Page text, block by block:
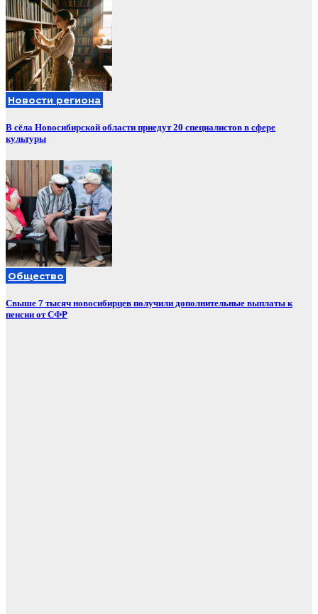
Новости региона
В сёла Новосибирской области приедут 20 специалистов в сфере
культуры
Общество
Свыше 7 тысяч новосибирцев получили дополнительные выплаты к
пенсии от СФР